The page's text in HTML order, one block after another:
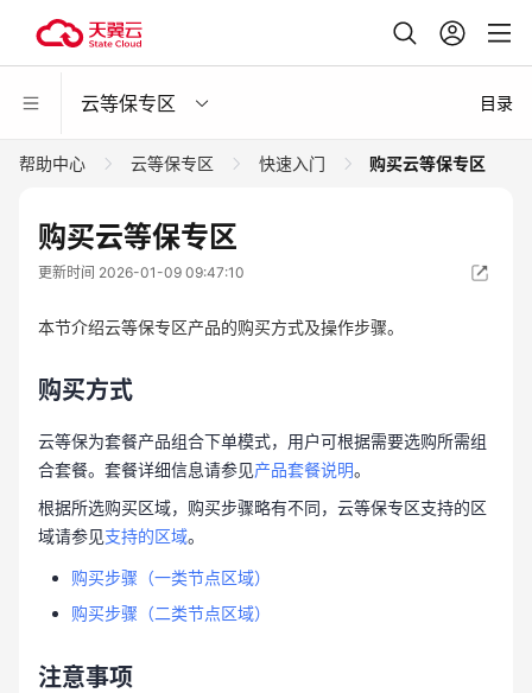
云等保专区 目录
帮助中心 云等保专区 快速入门 购买云等保专区
购买云等保专区
更新时间 2026-01-09 09:47:10
本节介绍云等保专区产品的购买方式及操作步骤。
购买方式
云等保为套餐产品组合下单模式，用户可根据需要选购所需组
合套餐。套餐详细信息请参见产品套餐说明。
根据所选购买区域，购买步骤略有不同，云等保专区支持的区
域请参见支持的区域。
购买步骤（一类节点区域）
购买步骤（二类节点区域）
注意事项